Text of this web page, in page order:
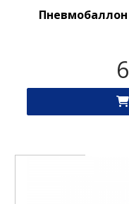
Пневмобаллон